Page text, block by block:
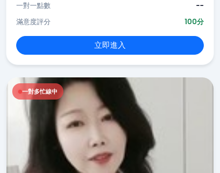
一對一點數
--
滿意度評分
100分
立即進入
一對多忙線中